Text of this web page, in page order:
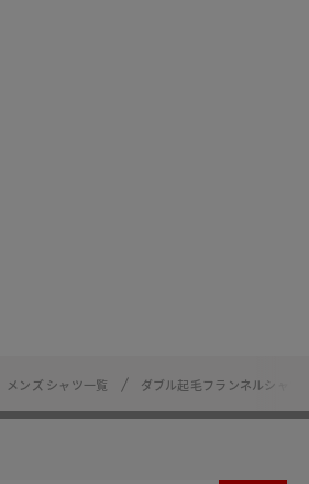
メンズ シャツ一覧 ダブル起毛フランネルシャ